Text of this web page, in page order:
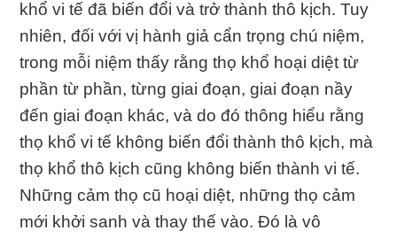
khổ vi tế đã biến đổi và trở thành thô kịch. Tuy
nhiên, đối với vị hành giả cẩn trọng chú niệm,
trong mỗi niệm thấy rằng thọ khổ hoại diệt từ
phần từ phần, từng giai đoạn, giai đoạn nầy
đến giai đoạn khác, và do đó thông hiểu rằng
thọ khổ vi tế không biến đổi thành thô kịch, mà
thọ khổ thô kịch cũng không biến thành vi tế.
Những cảm thọ cũ hoại diệt, những thọ cảm
mới khởi sanh và thay thế vào. Ðó là vô